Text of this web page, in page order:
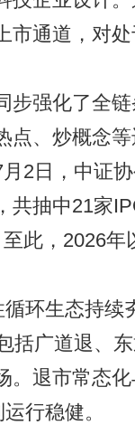
市通道，对
步强化了全
点、炒概念
2日，中证
共抽中21家
此，2026
循环生态持
括广道退、
。退市常态
行稳健。